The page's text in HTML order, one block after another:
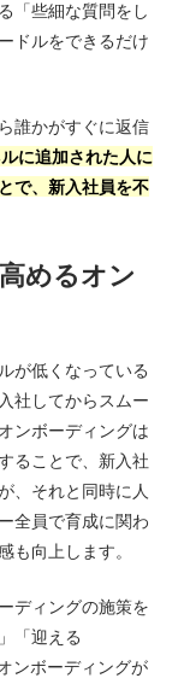
「些細な質問をし
ドルをできるだけ
誰かがすぐに返信
に追加された人に
で、新入社員を不
めるオン
が低くなっている
社してからスムー
ンボーディングは
ることで、新入社
、それと同時に人
全員で育成に関わ
も向上します。
ディングの施策を
「迎える
ンボーディングが